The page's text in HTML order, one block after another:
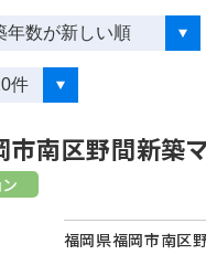
南区野間新築
福岡県福岡市南区